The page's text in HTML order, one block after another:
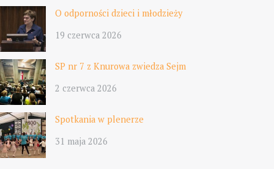
O odporności dzieci i młodzieży
19 czerwca 2026
SP nr 7 z Knurowa zwiedza Sejm
2 czerwca 2026
Spotkania w plenerze
31 maja 2026